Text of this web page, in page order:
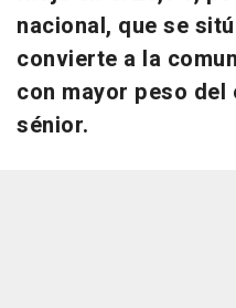
nacional, que se
convierte a la
con mayor peso del
sénior.